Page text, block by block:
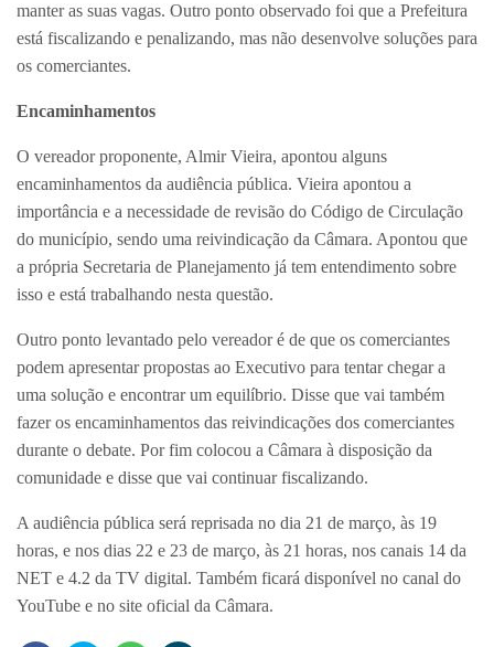
manter as suas vagas. Outro ponto observado foi que a Prefeitura
está fiscalizando e penalizando, mas não desenvolve soluções para
os comerciantes.
Encaminhamentos
O vereador proponente, Almir Vieira, apontou alguns
encaminhamentos da audiência pública. Vieira apontou a
importância e a necessidade de revisão do Código de Circulação
do município, sendo uma reivindicação da Câmara. Apontou que
a própria Secretaria de Planejamento já tem entendimento sobre
isso e está trabalhando nesta questão.
Outro ponto levantado pelo vereador é de que os comerciantes
podem apresentar propostas ao Executivo para tentar chegar a
uma solução e encontrar um equilíbrio. Disse que vai também
fazer os encaminhamentos das reivindicações dos comerciantes
durante o debate. Por fim colocou a Câmara à disposição da
comunidade e disse que vai continuar fiscalizando.
A audiência pública será reprisada no dia 21 de março, às 19
horas, e nos dias 22 e 23 de março, às 21 horas, nos canais 14 da
NET e 4.2 da TV digital. Também ficará disponível no canal do
YouTube e no site oficial da Câmara.